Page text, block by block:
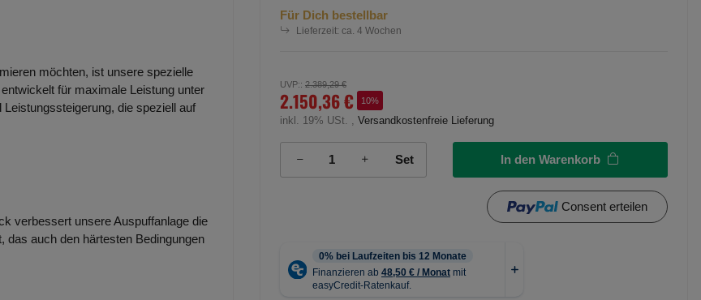
Für Dich bestellbar
Lieferzeit: ca. 4 Wochen
UVP:: 2.389,29 €
2.150,36 € 10%
inkl. 19% USt. , Versandkostenfreie Lieferung
Set In den Warenkorb
Consent erteilen
möchten, ist unsere spezielle
für maximale Leistung unter
die speziell auf
verbessert unsere Auspuffanlage die
das auch den härtesten Bedingungen